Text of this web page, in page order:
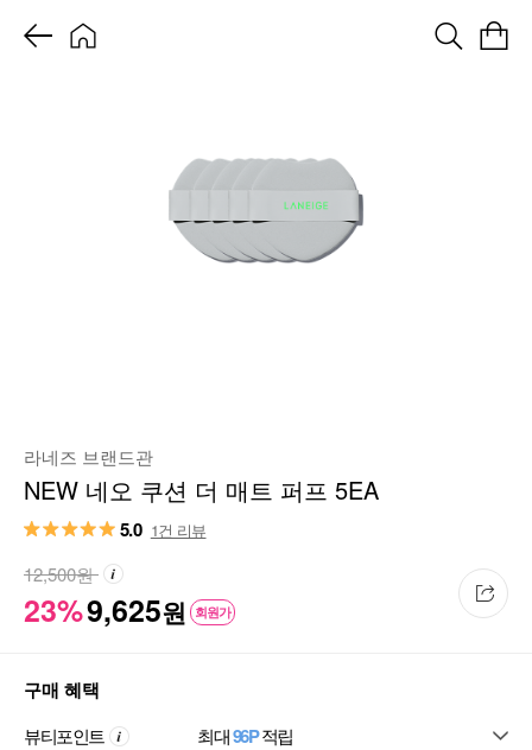
라네즈 브랜드관
NEW 네오 쿠션 더 매트 퍼프 5EA
5.0 1건 리뷰
23%9,625원 회원가
12,500원
구매 혜택
뷰티포인트 최대96P적립